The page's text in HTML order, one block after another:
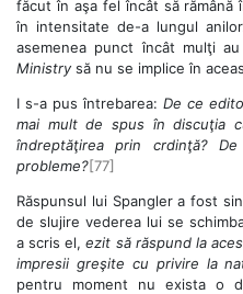
făcut în aşa fel încât să rămână
în intensitate de-a lungul
asemenea punct încât mulţi
Ministrysă nu se implice în
I s-a pus întrebarea: De ce
mai mult de spus în discuţia
îndreptăţirea prin crdinţă?
probleme?[77]
Răspunsul lui Spangler a fost
de slujire vederea lui se
a scris el,ezit să răspund la
impresii greşite cu privire la
pentru moment nu exista o